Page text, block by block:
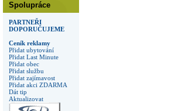
Spolupráce
PARTNEŘI
DOPORUČUJEME
Ceník reklamy
Přidat ubytování
Přidat Last Minute
Přidat obec
Přidat službu
Přidat zajímavost
Přidat akci ZDARMA
Dát tip
Aktualizovat